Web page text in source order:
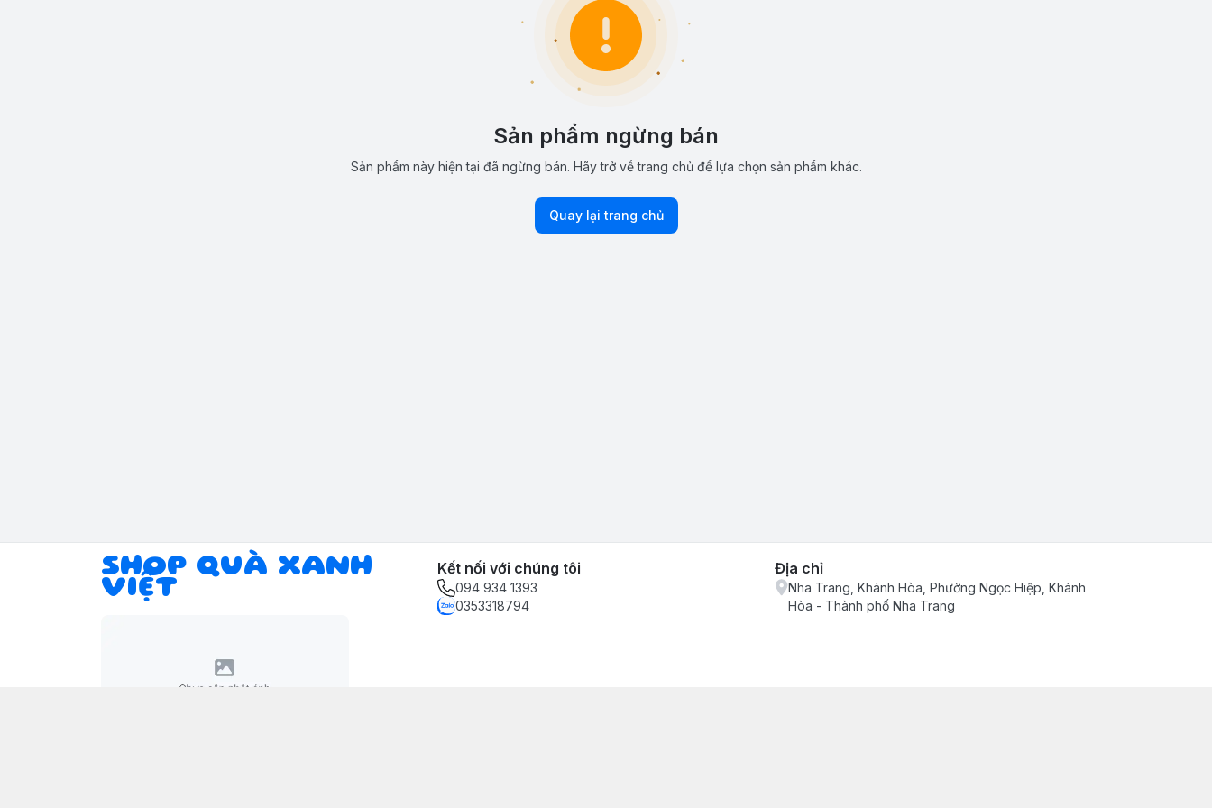
Sản phẩm ngừng bán
Sản phẩm này hiện tại đã ngừng bán. Hãy trở về trang chủ để lựa chọn sản phẩm khác.
Quay lại trang chủ
SHOP QUÀ XANH
VIỆT
Kết nối với chúng tôi
094 934 1393
0353318794
Địa chỉ
Nha Trang, Khánh Hòa, Phường Ngọc Hiệp, Khánh
Hòa - Thành phố Nha Trang